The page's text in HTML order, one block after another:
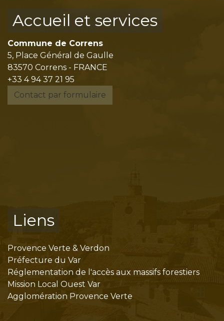
Accueil et services
Commune de Correns
5, Place Général de Gaulle
83570 Correns - FRANCE
+33 4 94 37 21 95
Contact par formulaire
Liens
Provence Verte & Verdon
Préfecture du Var
Réglementation de l'accès aux massifs forestiers
Mission Local Ouest Var
Agglomération Provence Verte